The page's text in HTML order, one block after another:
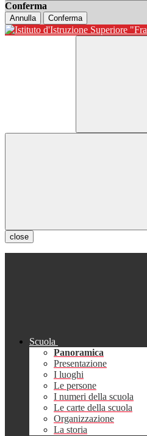
Conferma
Annulla Conferma
close
Scuola
Panoramica
Presentazione
I luoghi
Le persone
I numeri della scuola
Le carte della scuola
Organizzazione
La storia